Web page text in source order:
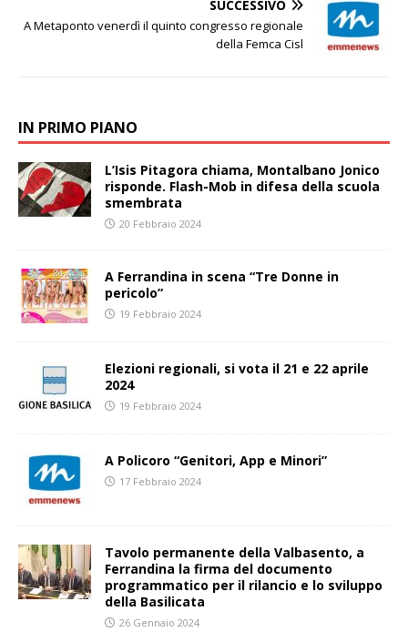
SUCCESSIVO
A Metaponto venerdì il quinto congresso regionale
della Femca Cisl
IN PRIMO PIANO
L’Isis Pitagora chiama, Montalbano Jonico
risponde. Flash-Mob in difesa della scuola
smembrata
20 Febbraio 2024
A Ferrandina in scena “Tre Donne in
pericolo”
19 Febbraio 2024
Elezioni regionali, si vota il 21 e 22 aprile
2024
19 Febbraio 2024
A Policoro “Genitori, App e Minori”
17 Febbraio 2024
Tavolo permanente della Valbasento, a
Ferrandina la firma del documento
programmatico per il rilancio e lo sviluppo
della Basilicata
26 Gennaio 2024